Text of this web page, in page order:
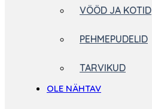
VÖÖD JA KOTID
PEHMEPUDELID
TARVIKUD
OLE NÄHTAV